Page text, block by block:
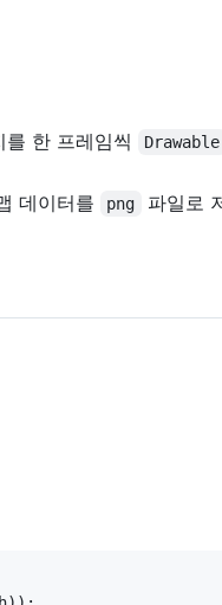
한 프레임씩
Drawable
데이터를 png
파일로